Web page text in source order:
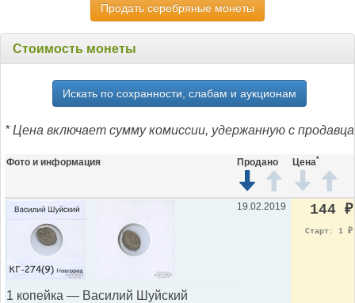
Продать серебряные монеты
Стоимость монеты
Искать по сохранности, слабам и аукционам
* Цена включает сумму комиссии, удержанную с продавца
Фото и информация Продано Цена*
1 копейка — Василий Шуйский
19.02.2019 144 ₽
Старт: 1 ₽